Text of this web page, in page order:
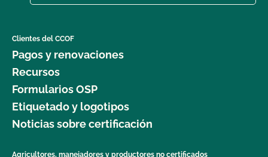
Clientes del CCOF
Pagos y renovaciones
Recursos
Formularios OSP
Etiquetado y logotipos
Noticias sobre certificación
Agricultores, manejadores y productores no certificados